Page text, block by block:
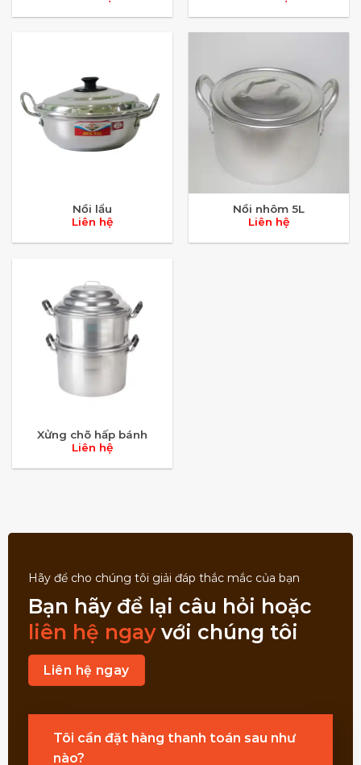
Nồi lẩu
Liên hệ
Nồi nhôm 5L
Liên hệ
Xửng chõ hấp bánh
Liên hệ
Hãy để cho chúng tôi giải đáp thắc mắc của bạn
Bạn hãy để lại câu hỏi hoặc
liên hệ ngayvới chúng tôi
Liên hệ ngay
Tôi cần đặt hàng thanh toán sau như
nào?